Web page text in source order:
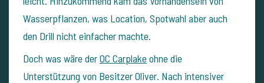
Wasserpflanzen, was Location, Spotwahl aber auch
den Drill nicht einfacher machte.
Doch was wäre derOC Carplakeohne die
Unterstützung von Besitzer Oliver. Nach intensiver